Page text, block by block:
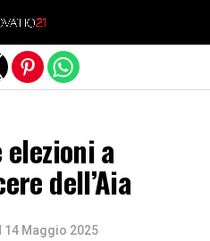
a
dell’Aia
14 Maggio 2025
version